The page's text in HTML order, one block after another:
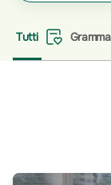
Tutti
Prev